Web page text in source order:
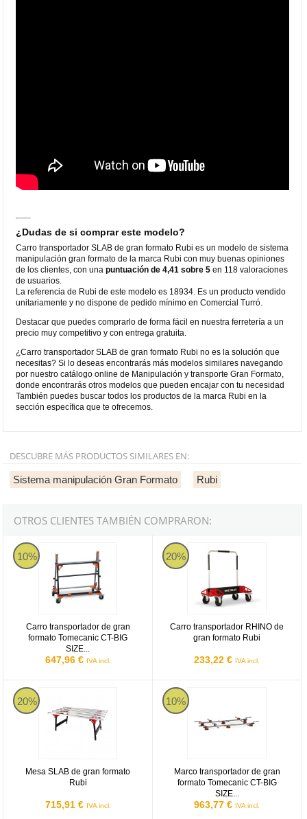
¿Dudas de si comprar este modelo?
Carro transportador SLAB de gran formato Rubi es un modelo de sistema
manipulación gran formato de la marca Rubi con muy buenas opiniones
de los clientes, con unapuntuación de 4,41 sobre 5 en 118 valoraciones
de usuarios.
La referencia de Rubi de este modelo es 18934. Es un producto vendido
unitariamente y no dispone de pedido mínimo en Comercial Turró.
Destacar que puedes comprarlo de forma fácil en nuestra ferretería a un
precio muy competitivo y con entrega gratuita.
¿Carro transportador SLAB de gran formato Rubi no es la solución que
necesitas? Si lo deseas encontrarás más modelos similares navegando
por nuestro catálogo online de Manipulación y transporte Gran Formato,
donde encontrarás otros modelos que pueden encajar con tu necesidad
También puedes buscar todos los productos de la marca Rubi en la
sección específica que te ofrecemos.
DESCUBRE MÁS PRODUCTOS SIMILARES EN:
Sistema manipulación Gran Formato Rubi
OTROS CLIENTES TAMBIÉN COMPRARON:
10%
Carro transportador de gran
formato Tomecanic CT-BIG
SIZE...
647,96 € IVA incl.
Carro transportador de gran formato Tomecanic CT-BIG SIZE
20%
Carro transportador RHINO de
gran formato Rubi
233,22 € IVA incl.
Carro transportador RHINO de
20%
Mesa SLAB de gran formato
Rubi
715,91 € IVA incl.
Mesa SLAB de gran formato Rubi
10%
Marco transportador de gran
formato Tomecanic CT-BIG
SIZE...
963,77 € IVA incl.
Marco transportador de gran